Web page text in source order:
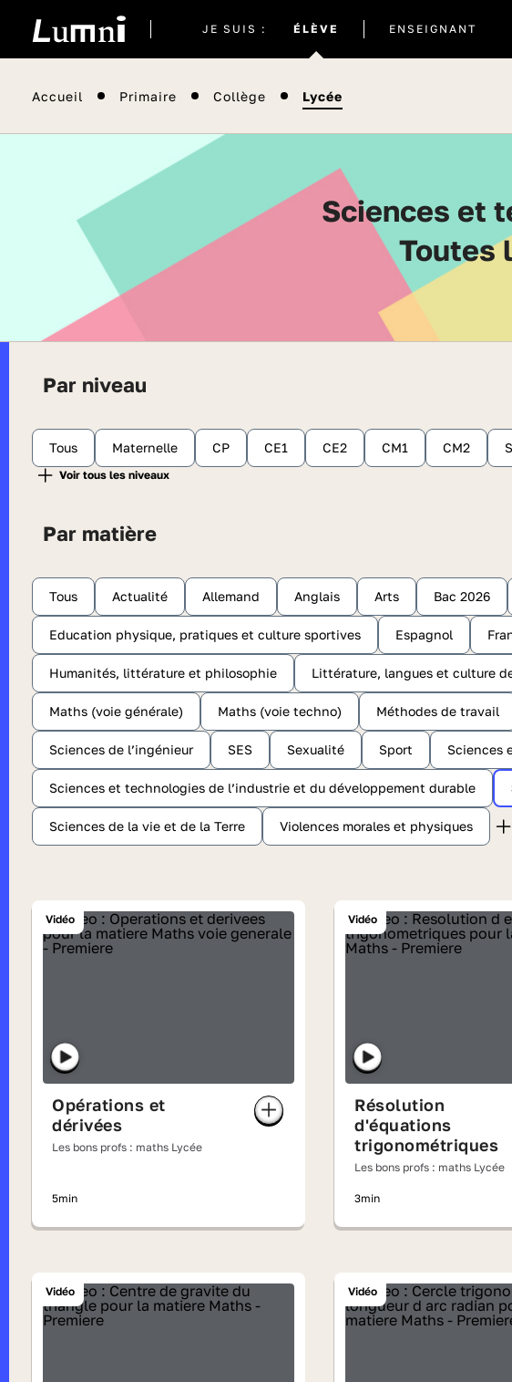
JE SUIS : ÉLÈVE
actuel
ENSEIGNANT
Accueil Primaire Collège Lycée
Sciences et technologies de laboratoire -
Toutes
Par niveau
Tous Maternelle CP CE1 CE2 CM1 CM2
Par matière
Tous Actualité Allemand Anglais Arts Bac 2026
Education physique, pratiques et culture sportives Espagnol
Humanités, littérature et philosophie Littérature, langues et culture
Maths (voie générale) Maths (voie techno) Méthodes de travail
Sciences de l’ingénieur SES Sexualité Sport Sciences
Sciences et technologies de l’industrie et du développement durable
Sciences de la vie et de la Terre Violences morales et physiques
Vidéo
Opérations et
dérivées
Les bons profs : maths Lycée
5min
Vidéo
Résolution
d'équations
trigonométriques
Les bons profs : maths Lycée
3min
Vidéo Vidéo